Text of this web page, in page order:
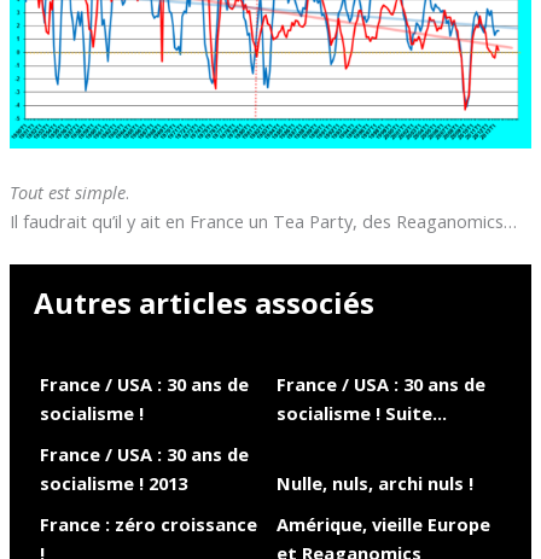
Tout est simple.
Il faudrait qu’il y ait en France un Tea Party, des Reaganomics…
Autres articles associés
France / USA : 30 ans de
socialisme !
France / USA : 30 ans de
socialisme ! Suite…
France / USA : 30 ans de
socialisme ! 2013
Nulle, nuls, archi nuls !
France : zéro croissance
!
Amérique, vieille Europe
et Reaganomics